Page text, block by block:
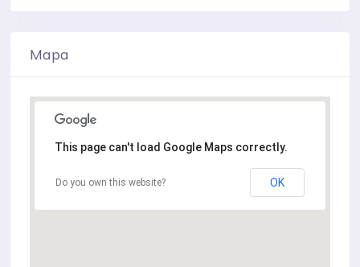
Mapa
This page can't load Google Maps correctly.
Do you own this website? OK